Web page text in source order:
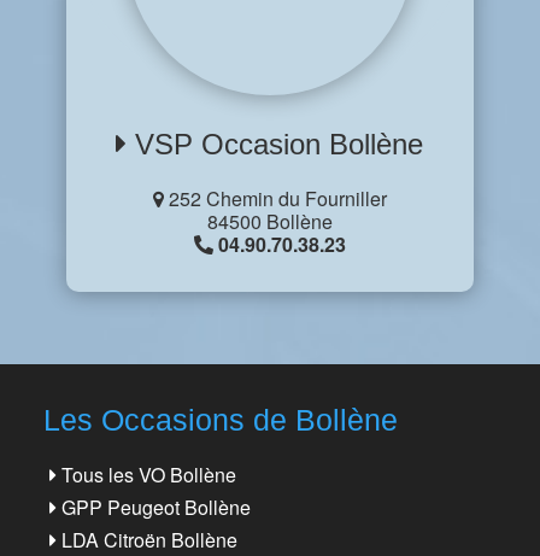
VSP Occasion Bollène
252 Chemin du Fourniller
84500 Bollène
04.90.70.38.23
Les Occasions de Bollène
Tous les VO Bollène
GPP Peugeot Bollène
LDA Citroën Bollène